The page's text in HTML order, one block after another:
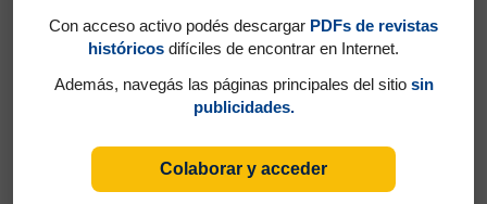
Con acceso activo podés descargar PDFs de revistas
históricos difíciles de encontrar en Internet.
Además, navegás las páginas principales del sitio sin
publicidades.
Colaborar y acceder